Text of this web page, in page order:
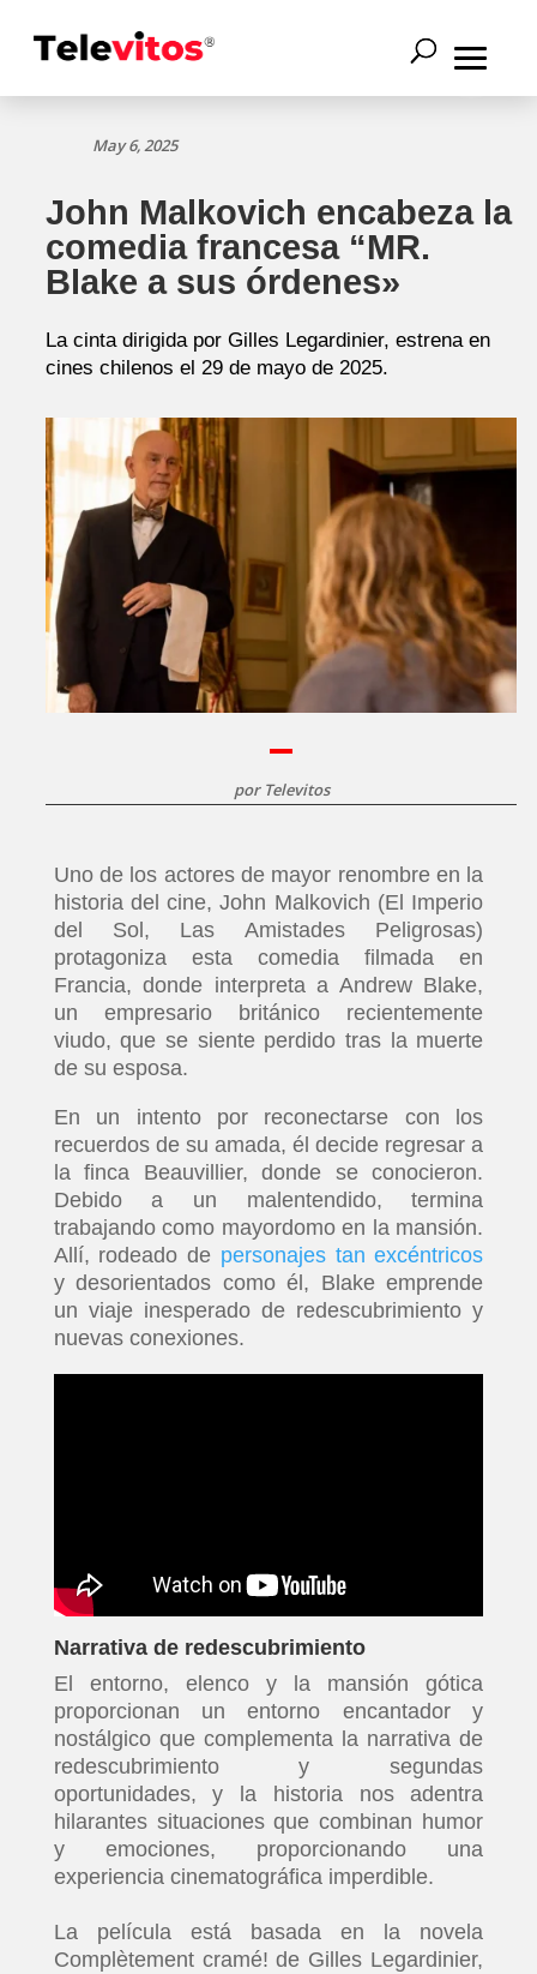
May 6, 2025
John Malkovich encabeza la
comedia francesa “MR.
Blake a sus órdenes»
La cinta dirigida por Gilles Legardinier, estrena en
cines chilenos el 29 de mayo de 2025.
por Televitos
Uno de los actores de mayor renombre en la
historia del cine, John Malkovich (El Imperio
del Sol, Las Amistades Peligrosas)
protagoniza esta comedia filmada en
Francia, donde interpreta a Andrew Blake,
un empresario británico recientemente
viudo, que se siente perdido tras la muerte
de su esposa.
En un intento por reconectarse con los
recuerdos de su amada, él decide regresar a
la finca Beauvillier, donde se conocieron.
Debido a un malentendido, termina
trabajando como mayordomo en la mansión.
Allí, rodeado de personajes tan excéntricos
y desorientados como él, Blake emprende
un viaje inesperado de redescubrimiento y
nuevas conexiones.
Narrativa de redescubrimiento
El entorno, elenco y la mansión gótica
proporcionan un entorno encantador y
nostálgico que complementa la narrativa de
redescubrimiento y segundas
oportunidades, y la historia nos adentra
hilarantes situaciones que combinan humor
y emociones, proporcionando una
experiencia cinematográfica imperdible.​
La película está basada en la novela
Complètement cramé! de Gilles Legardinier,